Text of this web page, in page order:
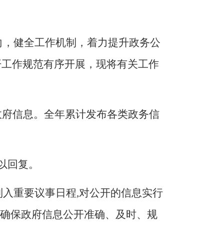
健全工作机制，着力提升政务公
作规范有序开展 ， 现将有关工作
信息。全年累计发布各类政务信
回复。
重要议事日程,对公开的信息实行
确保政府信息公开准确、及时、规